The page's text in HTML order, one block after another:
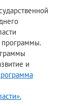
программы.
и